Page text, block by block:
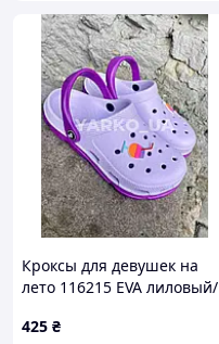
Кроксы для девушек на
лето 116215 EVA лиловый/
425 ₴